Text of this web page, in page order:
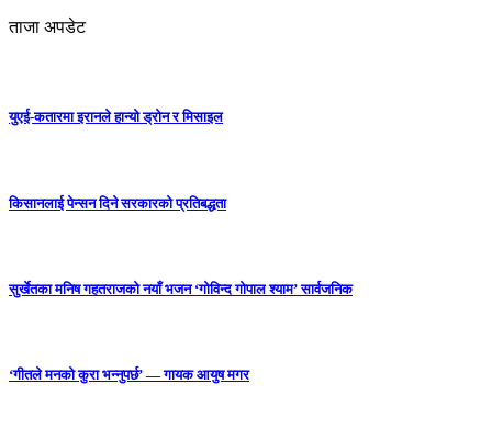
ताजा अपडेट
युएई-कतारमा इरानले हान्यो ड्रोन र मिसाइल
किसानलाई पेन्सन दिने सरकारको प्रतिबद्धता
सुर्खेतका मनिष गहतराजको नयाँ भजन ‘गोविन्द गोपाल श्याम’ सार्वजनिक
‘गीतले मनको कुरा भन्नुपर्छ’ — गायक आयुष मगर